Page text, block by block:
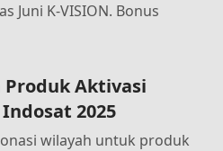
Juni K-VISION. Bonus
Produk Aktivasi
2025
wilayah untuk produk